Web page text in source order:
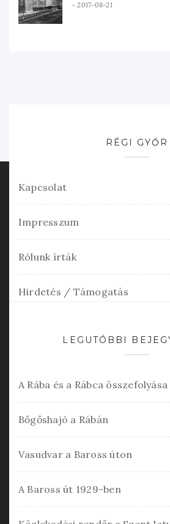
2017-08-21
RÉGI GYŐR
Kapcsolat
Impresszum
Rólunk írták
Hirdetés / Támogatás
LEGUTÓBBI
A Rába és a Rábca összefolyása
Bőgőshajó a Rábán
Vasudvar a Baross úton
A Baross út 1929-ben